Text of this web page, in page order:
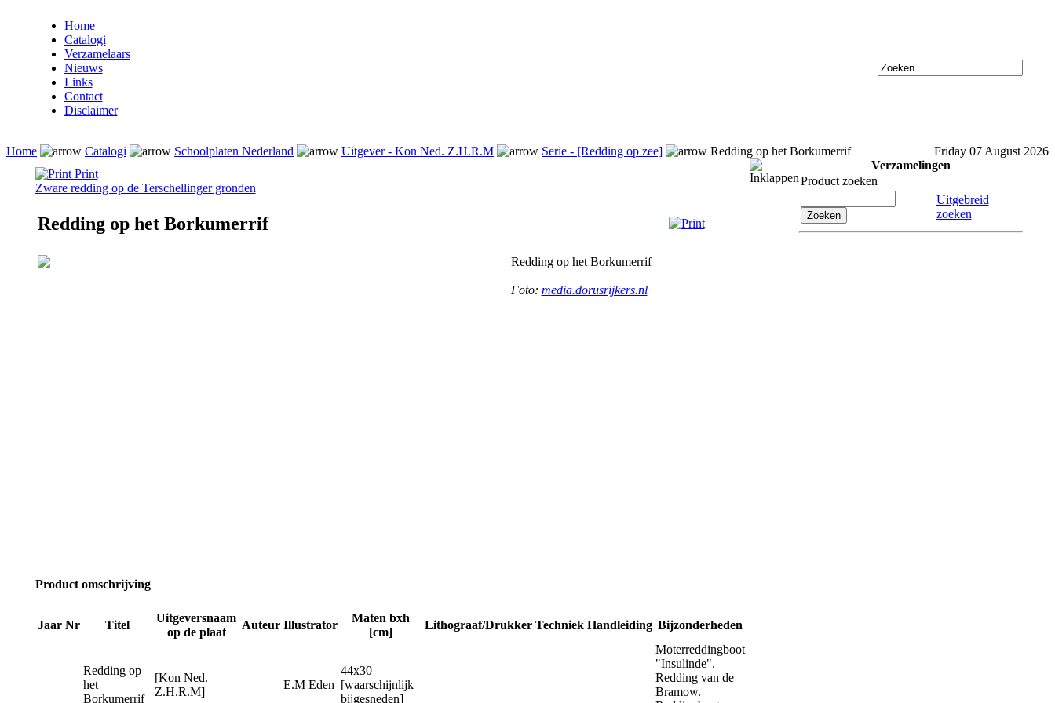
Home
Catalogi
Verzamelaars
Nieuws
Links
Contact
Disclaimer
Home Catalogi Schoolplaten Nederland Uitgever - Kon Ned. Z.H.R.M Serie - [Redding op zee] Redding op het Borkumerrif
Friday 07 August 2026
Print
Zware redding op de Terschellinger gronden
Redding op het Borkumerrif
Redding op het Borkumerrif
Foto: media.dorusrijkers.nl
Product omschrijving
Jaar Nr Titel
Uitgeversnaam
op de plaat
Auteur Illustrator
Maten bxh
[cm]
Lithograaf/Drukker Techniek Handleiding Bijzonderheden
Redding op
het
Borkumerrif
[Kon Ned.
Z.H.R.M]
E.M Eden
44x30
[waarschijnlijk
bijgesneden]
Moterreddingboot
"Insulinde".
Redding van de
Bramow.
Verzamelingen
Product zoeken
Uitgebreid
zoeken